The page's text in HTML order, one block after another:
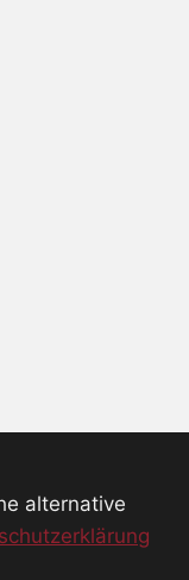
alternative